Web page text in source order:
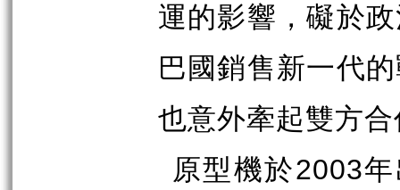
運的影響，礙於
巴國銷售新一代
也意外牽起雙方
原型機於2003